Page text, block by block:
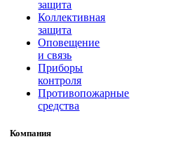
защита
Коллективная
защита
Оповещение
и связь
Приборы
контроля
Противопожарные
средства
Компания